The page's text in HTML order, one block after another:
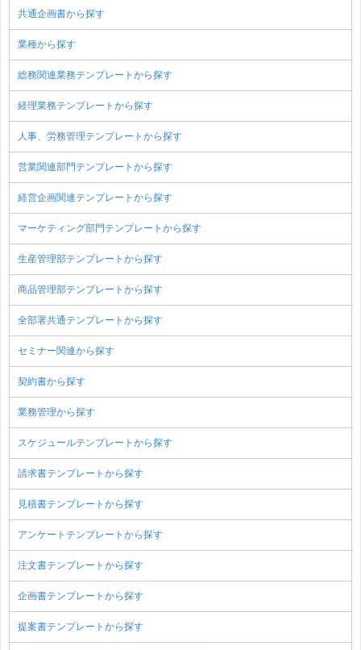
共通企画書から探す
業種から探す
総務関連業務テンプレートから探す
経理業務テンプレートから探す
人事、労務管理テンプレートから探す
営業関連部門テンプレートから探す
経営企画関連テンプレートから探す
マーケティング部門テンプレートから探す
生産管理部テンプレートから探す
商品管理部テンプレートから探す
全部署共通テンプレートから探す
セミナー関連から探す
契約書から探す
業務管理から探す
スケジュールテンプレートから探す
請求書テンプレートから探す
見積書テンプレートから探す
アンケートテンプレートから探す
注文書テンプレートから探す
企画書テンプレートから探す
提案書テンプレートから探す